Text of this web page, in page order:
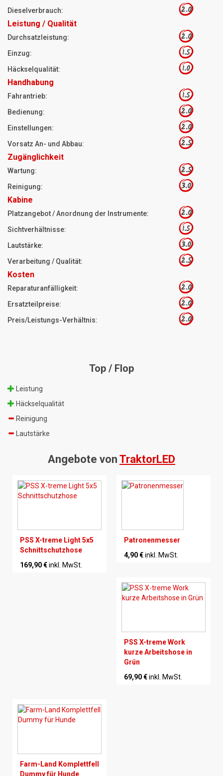
Dieselverbrauch: 2.0
Leistung / Qualität
Durchsatzleistung: 2.0
Einzug: 1.5
Häckselqualität: 1.0
Handhabung
Fahrantrieb: 1.5
Bedienung: 2.0
Einstellungen: 2.0
Vorsatz An- und Abbau: 2.5
Zugänglichkeit
Wartung: 2.5
Reinigung: 3.0
Kabine
Platzangebot / Anordnung der Instrumente: 2.0
Sichtverhältnisse: 1.5
Lautstärke: 3.0
Verarbeitung / Qualität: 2.5
Kosten
Reparaturanfälligkeit: 2.0
Ersatzteilpreise: 2.0
Preis/Leistungs-Verhältnis: 2.0
Top / Flop
Leistung
Häckselqualität
Reinigung
Lautstärke
Angebote von TraktorLED
PSS X-treme Light 5x5
Schnittschutzhose
169,90 €inkl. MwSt.
Patronenmesser
4,90 €inkl. MwSt.
PSS X-treme Work
kurze Arbeitshose in
Grün
69,90 €inkl. MwSt.
Farm-Land Komplettfell
Dummy für Hunde